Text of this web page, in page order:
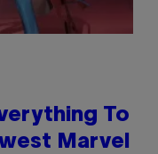
To
Marvel